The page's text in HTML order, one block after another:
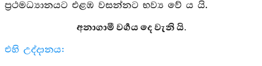
ප්‍රථමධ්‍යානයට එළඹ වසන්නට භව්‍ය වේ ය යි.
අනාගාමී වර්‍ගය දෙ වැනි යි.
එහි උද්දානය: